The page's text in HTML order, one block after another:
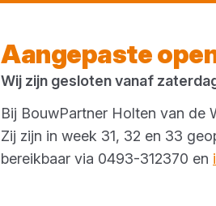
Aangepaste
Wij zijn gesloten vanaf
Bij BouwPartner Holten van de
Zij zijn in week 31, 32 en 33
bereikbaar via 0493-312370 en